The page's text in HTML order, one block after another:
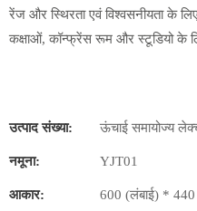
रेंज और स्थिरता एवं विश्वसनीयता के
कक्षाओं, कॉन्फ्रेंस रूम और स्टूडियो के
उत्पाद संख्या: ऊंचाई समायोज्य
नमूना: YJT01
आकार: 600 (लंबाई) * 440